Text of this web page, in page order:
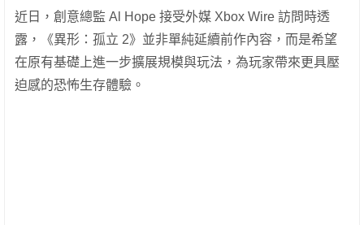
近日，創意總監 Al Hope 接受外媒 Xbox Wire 訪問時透
露，《異形：孤立 2》並非單純延續前作內容，而是希望
在原有基礎上進一步擴展規模與玩法，為玩家帶來更具壓
迫感的恐怖生存體驗。